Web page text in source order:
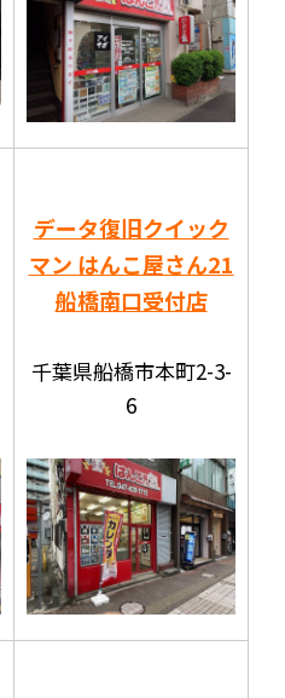
データ復旧クイック
マン はんこ屋さん21
船橋南口受付店
千葉県船橋市本町2-3-
6